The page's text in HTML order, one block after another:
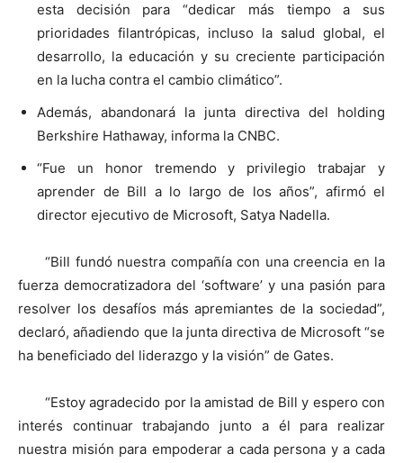
esta decisión para “dedicar más tiempo a sus
prioridades filantrópicas, incluso la salud global, el
desarrollo, la educación y su creciente participación
en la lucha contra el cambio climático”.
Además, abandonará la junta directiva del holding
Berkshire Hathaway, informa la CNBC.
“Fue un honor tremendo y privilegio trabajar y
aprender de Bill a lo largo de los años”, afirmó el
director ejecutivo de Microsoft, Satya Nadella.
“Bill fundó nuestra compañía con una creencia en la
fuerza democratizadora del ‘software’ y una pasión para
resolver los desafíos más apremiantes de la sociedad”,
declaró, añadiendo que la junta directiva de Microsoft “se
ha beneficiado del liderazgo y la visión” de Gates.
“Estoy agradecido por la amistad de Bill y espero con
interés continuar trabajando junto a él para realizar
nuestra misión para empoderar a cada persona y a cada